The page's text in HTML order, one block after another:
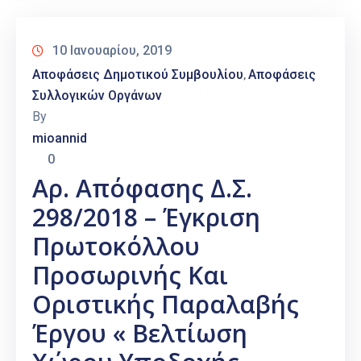
10 Ιανουαρίου, 2019
Αποφάσεις Δημοτικού Συμβουλίου‚Αποφάσεις
Συλλογικών Οργάνων
By
mioannid
0
Αρ. Απόφασης Δ.Σ.
298/2018 – Έγκριση
Πρωτοκόλλου
Προσωρινής Και
Οριστικής Παραλαβής
Έργου « Βελτίωση